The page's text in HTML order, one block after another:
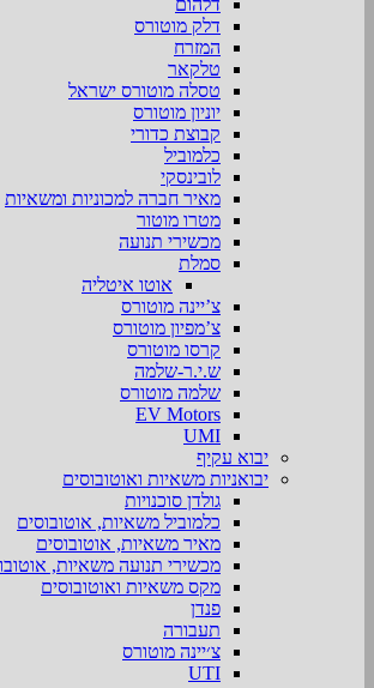
דלק מוטורס
המזרח
טלקאר
טסלה מוטורס ישראל
יוניון מוטורס
קבוצת כדורי
כלמוביל
לובינסקי
מאיר חברה למכוניות ומשאיות
מטרו מוטור
מכשירי תנועה
סמלת
אוטו איטליה
צ’יינה מוטורס
צ’מפיון מוטורס
קרסו מוטורס
ש.י.ר-שלמה
שלמה מוטורס
EV Motors
UMI
יבוא עקיף
יבואניות משאיות ואוטובוסים
גולדן סוכנויות
כלמוביל משאיות, אוטובוסים
מאיר משאיות, אוטובוסים
מכשירי תנועה משאיות,
מקס משאיות ואוטובוסים
פנדן
תעבורה
צ׳יינה מוטורס
UTI